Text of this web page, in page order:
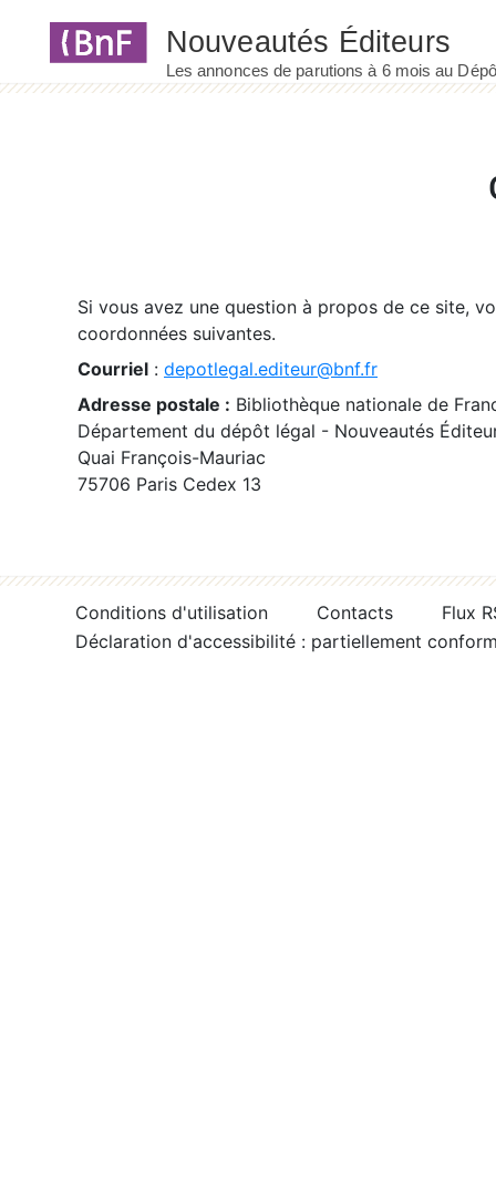
Si vous avez une question à propos de ce site,
coordonnées suivantes.
Courriel : depotlegal.editeur@bnf.fr
Adresse postale : Bibliothèque nationale de
Département du dépôt légal - Nouveautés
Quai François-Mauriac
75706 Paris Cedex 13
Conditions d'utilisation Contacts
Flux
Déclaration d'accessibilité : partiellement